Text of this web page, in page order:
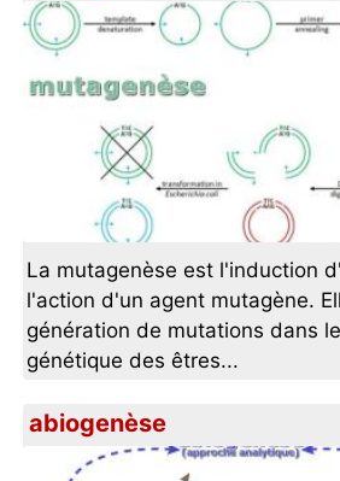
La mutagenèse est l'induction
l'action d'un agent mutagène.
génération de mutations dans
génétique des êtres...
abiogenèse